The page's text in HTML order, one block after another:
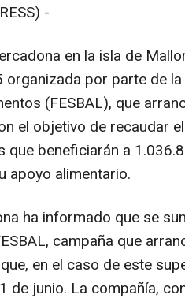
-
en la isla de
por parte de
(FESBAL), que
el objetivo de recaudar
que beneficiarán a
apoyo alimentario.
ha informado que se
campaña que
en el caso de este
de junio. La compañía,